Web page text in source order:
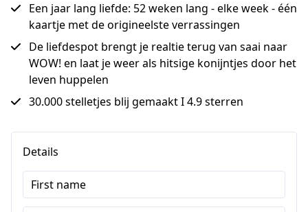
Een jaar lang liefde: 52 weken lang - elke week - één
kaartje met de origineelste verrassingen
De liefdespot brengt je realtie terug van saai naar
WOW! en laat je weer als hitsige konijntjes door het
leven huppelen
30.000 stelletjes blij gemaakt I 4.9 sterren
Details
First name